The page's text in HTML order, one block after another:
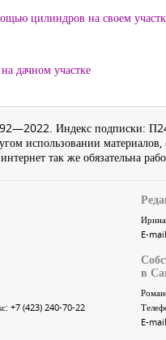
цилиндров на своем
дачном участке
Индекс подписки:
использовании материалов,
так же обязательна
+7 (423) 240-70-22
Ирина
E-
в
E-